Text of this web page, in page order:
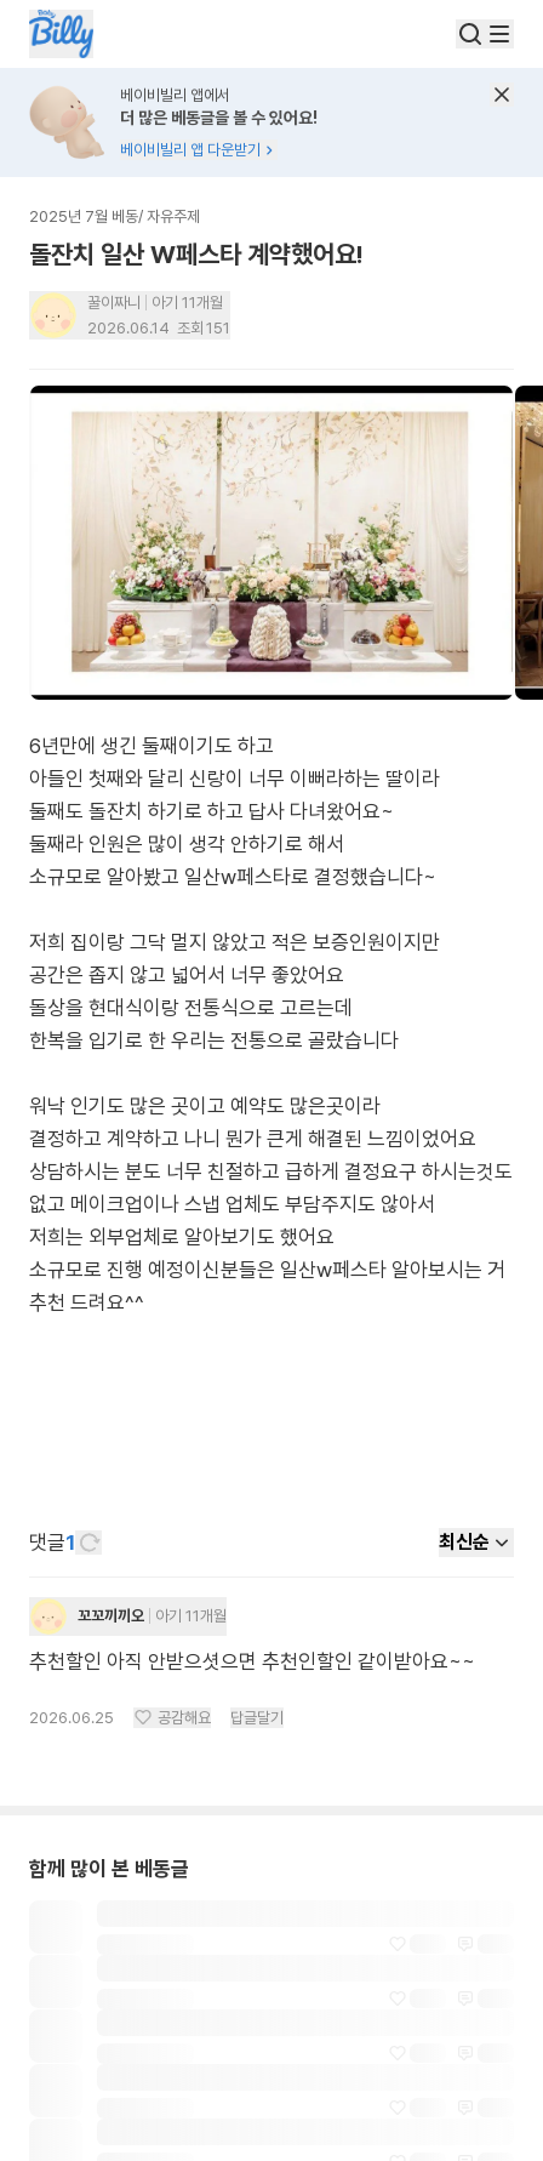
베이비빌리 앱에서
더 많은 베동글을 볼 수 있어요!
베이비빌리 앱 다운받기
2025년 7월 베동/ 자유주제
돌잔치 일산 W페스타 계약했어요!
꿀이짜니
아기 11개월
2026.06.14 조회 151
6년만에 생긴 둘째이기도 하고
아들인 첫째와 달리 신랑이 너무 이뻐라하는 딸이라
둘째도 돌잔치 하기로 하고 답사 다녀왔어요~
둘째라 인원은 많이 생각 안하기로 해서
소규모로 알아봤고 일산w페스타로 결정했습니다~
저희 집이랑 그닥 멀지 않았고 적은 보증인원이지만
공간은 좁지 않고 넓어서 너무 좋았어요
돌상을 현대식이랑 전통식으로 고르는데
한복을 입기로 한 우리는 전통으로 골랐습니다
워낙 인기도 많은 곳이고 예약도 많은곳이라
결정하고 계약하고 나니 뭔가 큰게 해결된 느낌이었어요
상담하시는 분도 너무 친절하고 급하게 결정요구 하시는것도
없고 메이크업이나 스냅 업체도 부담주지도 않아서
저희는 외부업체로 알아보기도 했어요
소규모로 진행 예정이신분들은 일산w페스타 알아보시는 거
추천 드려요^^
댓글1 최신순
꼬꼬끼끼오 아기 11개월
추천할인 아직 안받으셧으면 추천인할인 같이받아요~~
2026.06.25 공감해요 답글달기
함께 많이 본 베동글